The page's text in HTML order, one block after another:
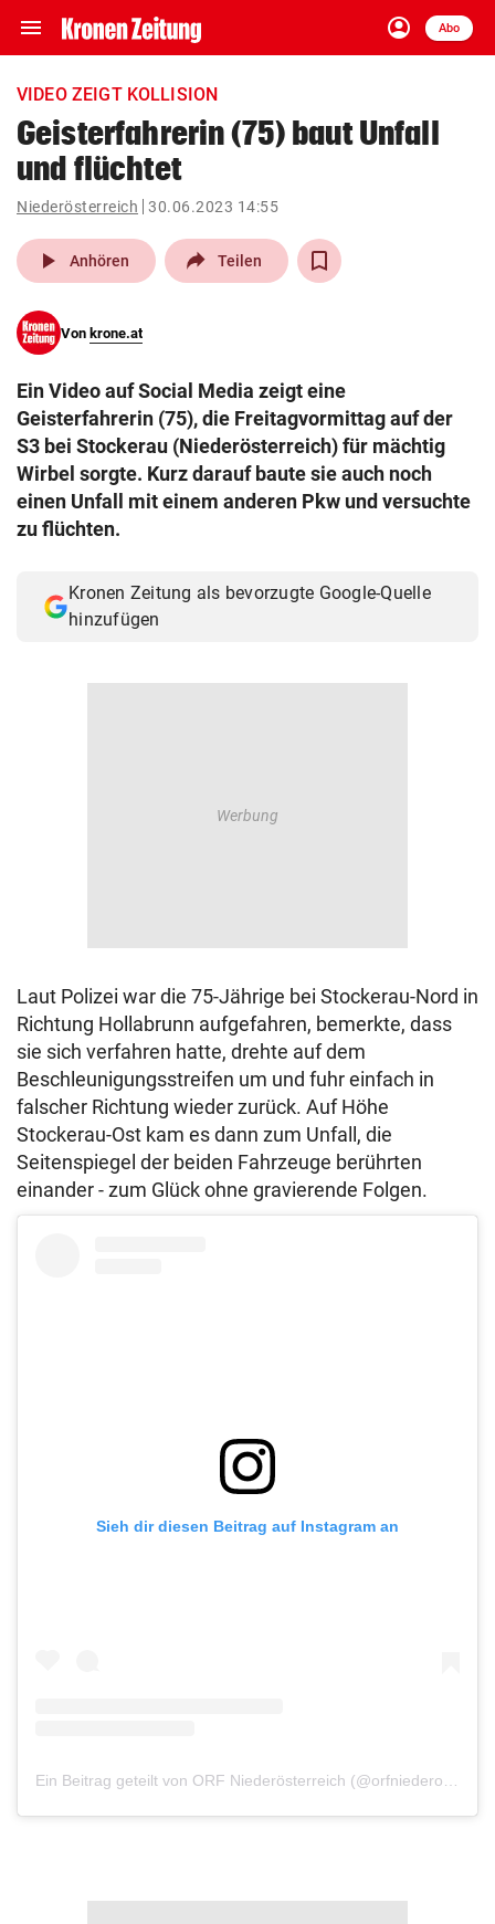
menu Navigation
ein-/ausklappen
account_circle
Anmelden
Abo
close Schließen
account_circle Anmelden
pin_drop
Wien arrow_right
search
eingeben
Muthgasse 2, 1190 Wien
VIDEO ZEIGT KOLLISION
Geisterfahrerin (75) baut Unfall
und flüchtet
Niederösterreich 30.06.2023 14:55
play_arrow Anhören Teilen
Von krone.at
Ein Video auf Social Media zeigt eine
Geisterfahrerin (75), die Freitagvormittag auf der
S3 bei Stockerau (Niederösterreich) für mächtig
Wirbel sorgte. Kurz darauf baute sie auch noch
einen Unfall mit einem anderen Pkw und versuchte
zu flüchten.
Kronen Zeitung als bevorzugte Google-Quelle
hinzufügen
Laut Polizei war die 75-Jährige bei Stockerau-Nord in
Richtung Hollabrunn aufgefahren, bemerkte, dass
sie sich verfahren hatte, drehte auf dem
Beschleunigungsstreifen um und fuhr einfach in
falscher Richtung wieder zurück. Auf Höhe
Stockerau-Ost kam es dann zum Unfall, die
Seitenspiegel der beiden Fahrzeuge berührten
einander - zum Glück ohne gravierende Folgen.
Sieh dir diesen Beitrag auf Instagram an
Ein Beitrag geteilt von ORF Niederösterreich (@orfniederoesterreich)